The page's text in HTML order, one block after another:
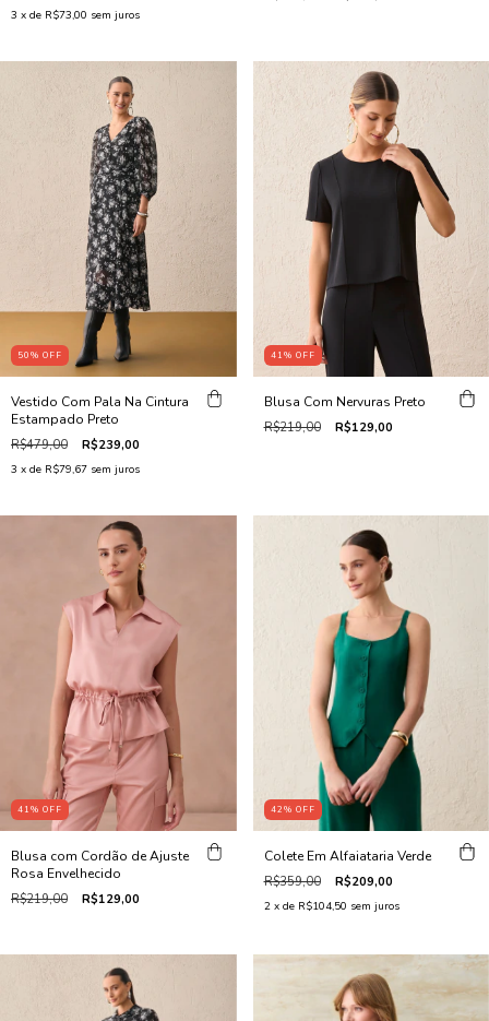
3 x de R$73,00 sem juros
50% OFF
Vestido Com Pala Na Cintura
Estampado Preto
R$479,00 R$239,00
3 x de R$79,67 sem juros
41% OFF
Blusa Com Nervuras Preto
R$219,00 R$129,00
41% OFF
Blusa com Cordão de Ajuste
Rosa Envelhecido
R$219,00 R$129,00
42% OFF
Colete Em Alfaiataria Verde
R$359,00 R$209,00
2 x de R$104,50 sem juros